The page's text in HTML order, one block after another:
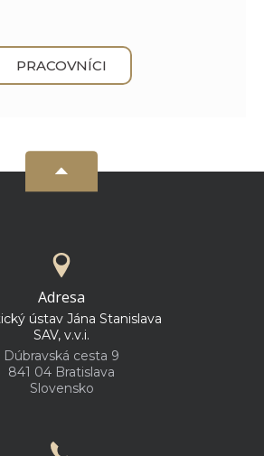
PRACOVNÍCI
Adresa
ústav Jána Stanislava
SAV, v.v.i.
Dúbravská cesta 9
841 04 Bratislava
Slovensko